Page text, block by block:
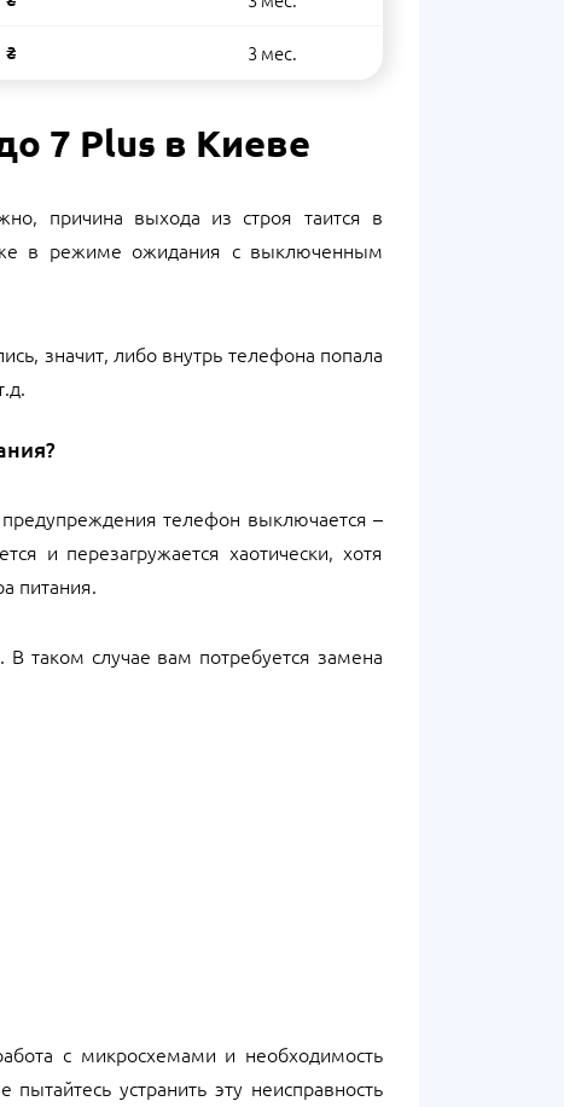
₴ 3 мес.
7 Plus в Киеве
причина выхода из строя таится в
в режиме ожидания с выключенным
значит, либо внутрь телефона попала
телефон выключается –
и перезагружается хаотически, хотя
питания.
таком случае вам потребуется замена
с микросхемами и необходимость
устранить эту неисправность